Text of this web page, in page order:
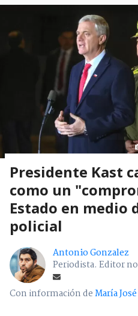
Presidente Kast
como un
Estado en medio
policial
Antonio Gonzalez
Periodista. Editor
Con información deMaría